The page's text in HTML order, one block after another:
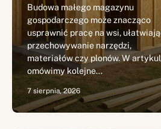
Budowa małego magazynu
gospodarczego może znacząco
usprawnić pracę na wsi,
przechowywanie narzędzi,
materiałów czy plonów. W
omówimy kolejne…
7 sierpnia, 2026